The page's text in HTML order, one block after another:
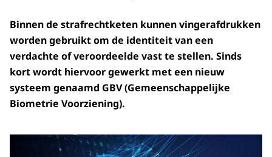
Binnen de strafrechtketen kunnen vingerafdrukken
worden gebruikt om de identiteit van een
verdachte of veroordeelde vast te stellen. Sinds
kort wordt hiervoor gewerkt met een nieuw
systeem genaamd GBV (Gemeenschappelijke
Biometrie Voorziening).